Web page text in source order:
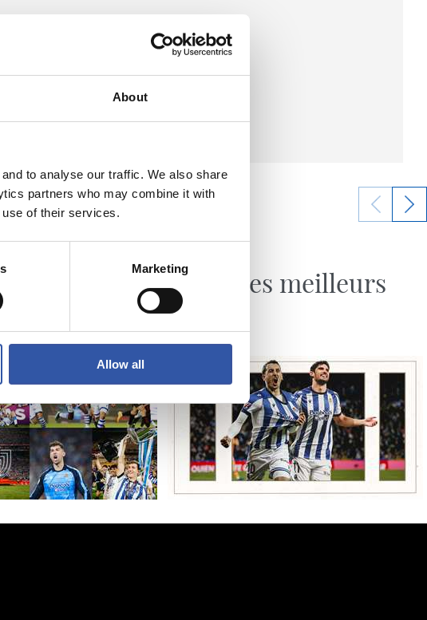
About
to analyse our traffic. We also share
partners who may combine it with
of their services.
Marketing
Allow all
28/04/2026
FAN
Parmi les meilleurs